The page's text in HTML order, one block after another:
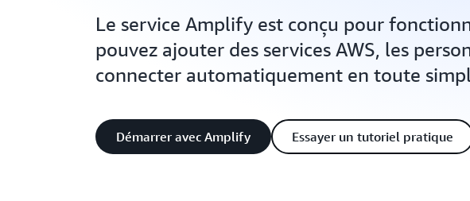
Le service Amplify est conçu pour
pouvez ajouter des services AWS, les
connecter automatiquement en toute
Démarrer avec Amplify Essayer un tutoriel pratique